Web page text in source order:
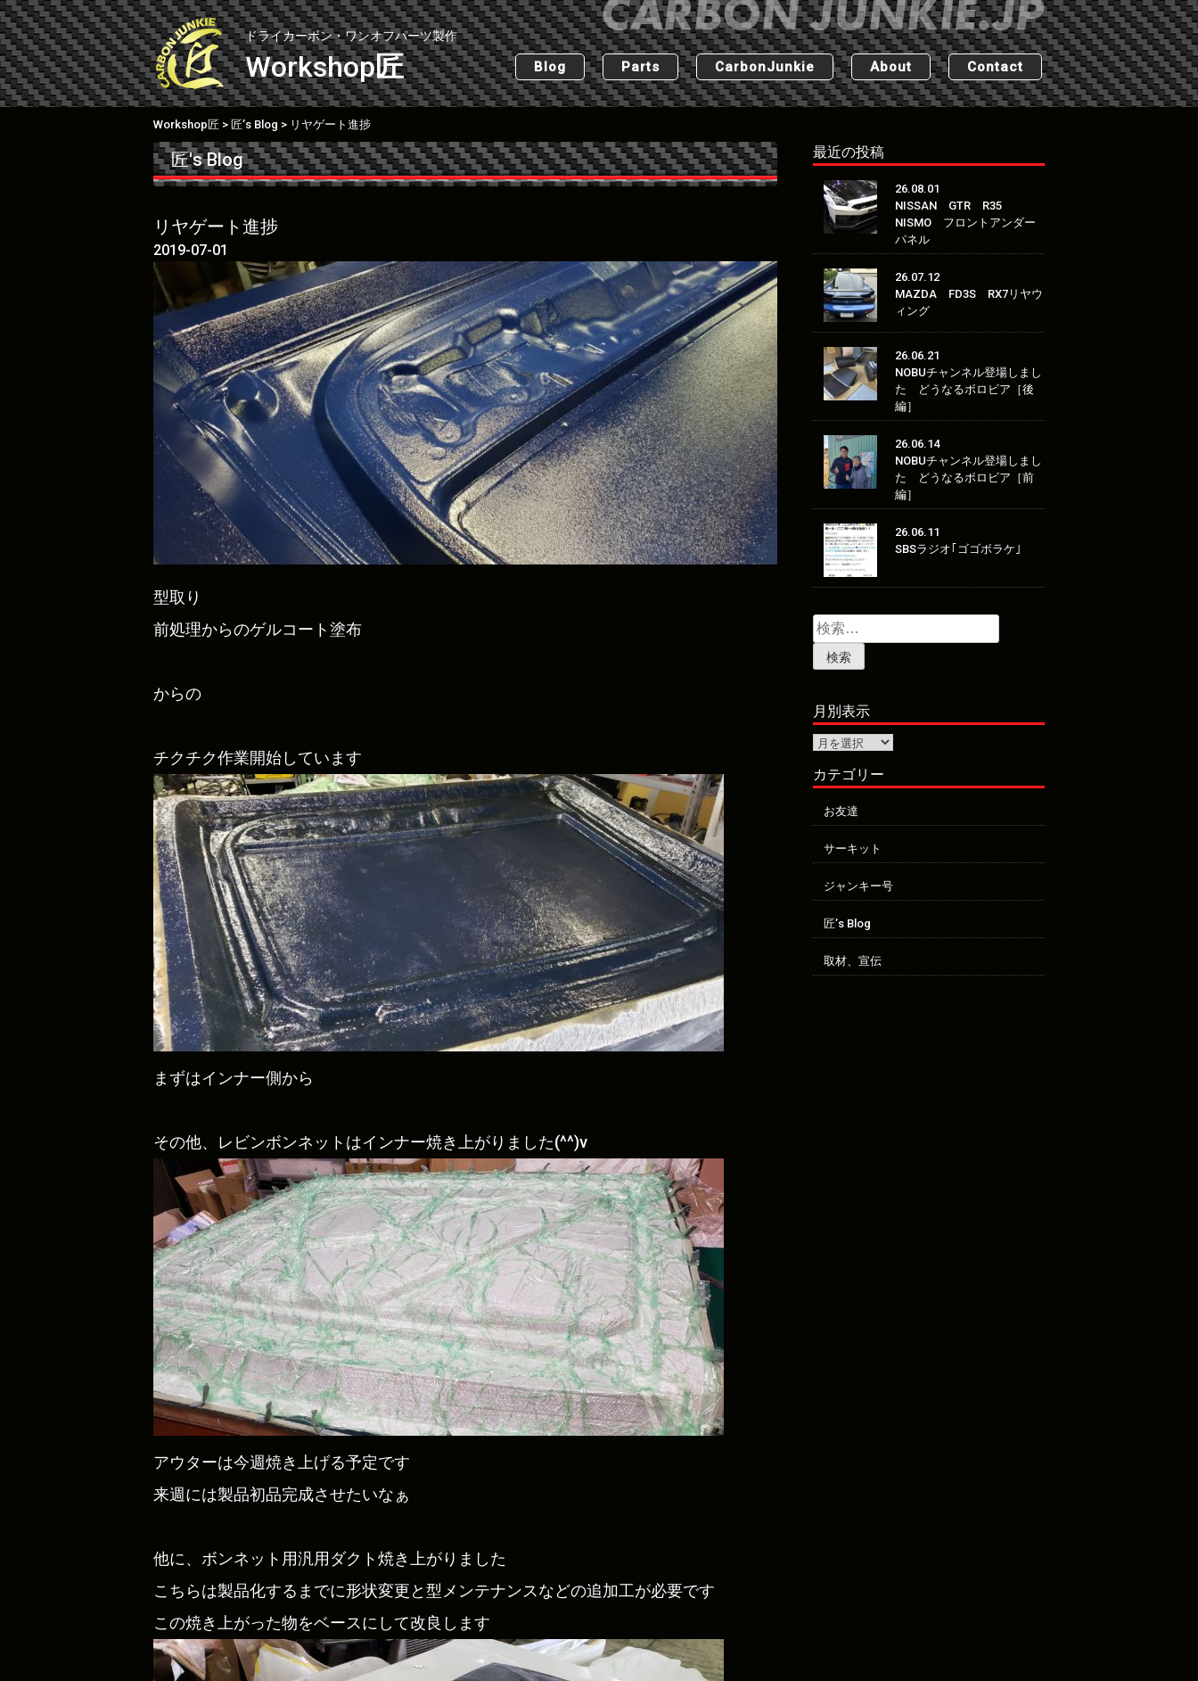
Skip
to
content
ドライカーボン・ワンオフパーツ製作
Workshop匠 Blog Parts CarbonJunkie About Contact
Workshop匠 > 匠’s Blog > リヤゲート進捗
匠's Blog
リヤゲート進捗
2019-07-01
型取り
前処理からのゲルコート塗布
からの
チクチク作業開始しています
まずはインナー側から
その他、レビンボンネットはインナー焼き上がりました(^^)v
アウターは今週焼き上げる予定です
来週には製品初品完成させたいなぁ
他に、ボンネット用汎用ダクト焼き上がりました
こちらは製品化するまでに形状変更と型メンテナンスなどの追加工が必要です
この焼き上がった物をベースにして改良します
最近の投稿
26.08.01
NISSAN GTR R35
NISMO フロントアンダー
パネル
26.07.12
MAZDA FD3S RX7リヤウ
ィング
26.06.21
NOBUチャンネル登場しまし
た どうなるボロビア［後
編］
26.06.14
NOBUチャンネル登場しまし
た どうなるボロビア［前
編］
26.06.11
SBSラジオ｢ゴゴボラケ｣
検
索:
月別表示
月
別
示カテゴリー
お友達
サーキット
ジャンキー号
匠’s Blog
取材、宣伝